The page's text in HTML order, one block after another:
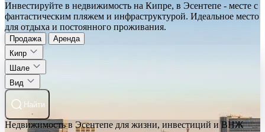
Инвестируйте в недвижимость на Кипре, в Эсентепе - месте с
фантастическим пляжем и инфраструктурой. Идеальное место
для отдыха и постоянного проживания.
Продажа
Аренда
Кипр
Шале
Вид
Найти
Недвижимость в Эсентепе для жизни, инвестиций и ВНЖ